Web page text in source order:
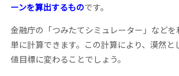
ーンを算出するものです。
金融庁の「つみたてシミュレーター」など
単に計算できます。この計算により、漠然と
値目標に変わることでしょう。